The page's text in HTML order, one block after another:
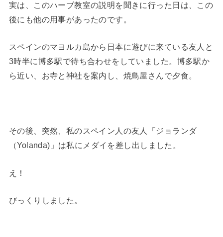
実は、このハーブ教室の説明を聞きに行った日は、この
後にも他の用事があったのです。
スペインのマヨルカ島から日本に遊びに来ている友人と
3時半に博多駅で待ち合わせをしていました。博多駅か
ら近い、お寺と神社を案内し、焼鳥屋さんで夕食。
その後、突然、私のスペイン人の友人「ジョランダ
（Yolanda)」は私にメダイを差し出しました。
え！
びっくりしました。